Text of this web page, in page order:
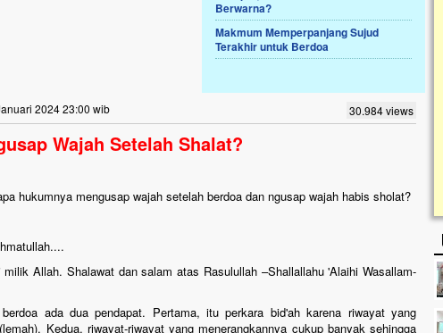
Berwarna?
Makmum Memperpanjang Sujud
Terakhir untuk Berdoa
2024 23:00 wib 30.984 views
Wajah Setelah Shalat?
hukumnya mengusap wajah setelah berdoa dan ngusap wajah habis sholat?
Allah. Shalawat dan salam atas Rasulullah –Shallallahu 'Alaihi Wasallam-
ada dua pendapat. Pertama, itu perkara bid'ah karena riwayat yang
Kedua, riwayat-riwayat yang menerangkannya cukup banyak sehingga
Nasib masjid di Kampung Cilumbu ini sungguh
mengenaskan. Lima tahun mangkrak, kini nyaris
berlumut, dan menghitam terpapar panas dan